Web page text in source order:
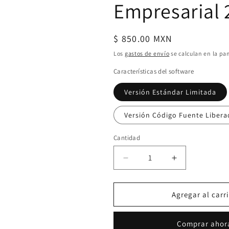
Empresarial
Precio
habitual
$ 850.00 MXN
Los gastos de envío se calculan en la
Características del software
Versión Estándar Limitada
Versión Código Fuente
Cantidad
Reducir
cantidad
para
Calculadora
de
Aumentar
cantidad
para
Calculadora
de
P.F
Agregar al
Comprar